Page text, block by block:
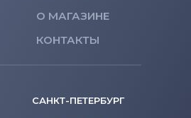
О МАГАЗИНЕ
КОНТАКТЫ
САНКТ-ПЕТЕРБУРГ